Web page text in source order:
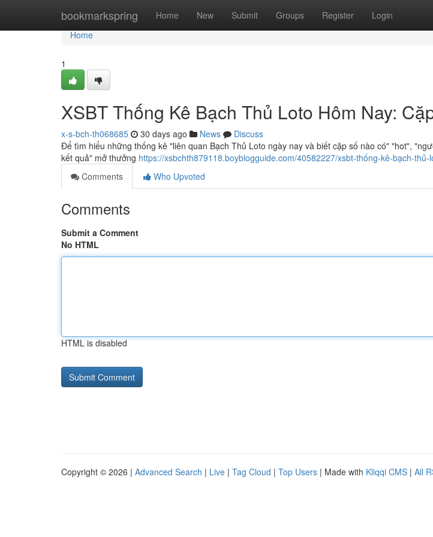
bookmarkspring Home New Submit Groups Register Login
Home
Home
1
XSBT Thống Kê Bạch Thủ Loto Hôm Nay:
x-s-bch-th068685 30 days ago News
Discuss
Để tìm hiểu những thống kê "liên quan Bạch Thủ Loto ngày nay và biết cặp số nào có" "hot",
kết quả" mở thưởng https://xsbchth879118.boyblogguide.com/40582227/xsbt-thống-kê-bạch-
Comments
Who Upvoted
Comments
Submit a Comment
No HTML
HTML is disabled
Copyright © 2026 | Advanced Search | Live | Tag Cloud | Top Users | Made with Kliqqi CMS | All